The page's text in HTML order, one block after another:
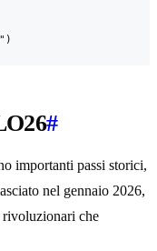
#
importanti passi storici,
nel gennaio 2026,
che